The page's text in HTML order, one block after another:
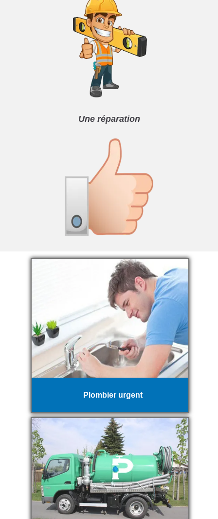
Une réparation
Plombier urgent